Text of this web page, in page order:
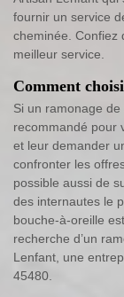
fournir un service
cheminée. Confiez
meilleur service.
Comment
Si un ramonage
recommandé pour
et leur demander
confronter les
possible aussi de
des internautes le
bouche-à-oreille
recherche d’un
Lenfant, une
45480.